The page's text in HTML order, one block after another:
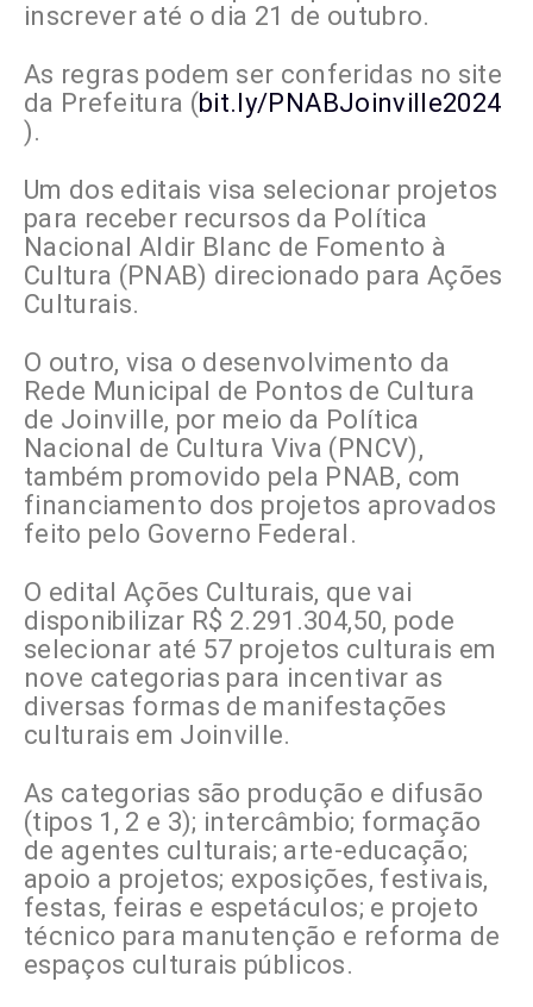
inscrever até o dia 21 de outubro.
As regras podem ser conferidas no site
da Prefeitura (bit.ly/PNABJoinville2024
).
Um dos editais visa selecionar projetos
para receber recursos da Política
Nacional Aldir Blanc de Fomento à
Cultura (PNAB) direcionado para Ações
Culturais.
O outro, visa o desenvolvimento da
Rede Municipal de Pontos de Cultura
de Joinville, por meio da Política
Nacional de Cultura Viva (PNCV),
também promovido pela PNAB, com
financiamento dos projetos aprovados
feito pelo Governo Federal.
O edital Ações Culturais, que vai
disponibilizar R$ 2.291.304,50, pode
selecionar até 57 projetos culturais em
nove categorias para incentivar as
diversas formas de manifestações
culturais em Joinville.
As categorias são produção e difusão
(tipos 1, 2 e 3); intercâmbio; formação
de agentes culturais; arte-educação;
apoio a projetos; exposições, festivais,
festas, feiras e espetáculos; e projeto
técnico para manutenção e reforma de
espaços culturais públicos.